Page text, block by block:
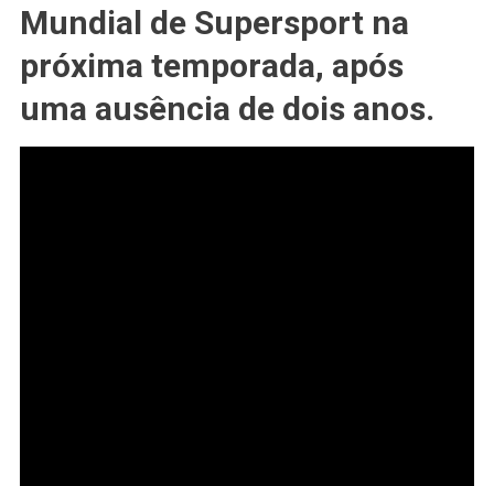
Honda
Está
Volta
Mundial de Supersport na
próxima temporada, após
uma ausência de dois anos.